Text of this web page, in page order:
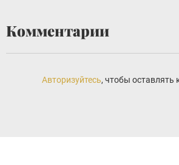
Комментарии
Авторизуйтесь, чтобы оставлять